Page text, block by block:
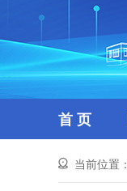
首 页
当前位置：